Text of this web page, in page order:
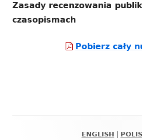
Zasady recenzowania
czasopismach
Pobierz cały
ENGLISH